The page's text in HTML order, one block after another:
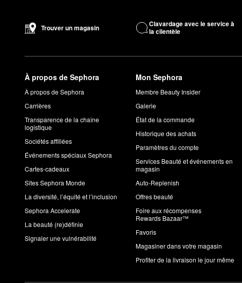
Trouver un magasin
Clavardage avec le service à
la clientèle
À propos de Sephora
À propos de Sephora
Carrières
Transparence de la chaîne
logistique
Sociétés affiliées
Événements spéciaux Sephora
Cartes-cadeaux
Sites Sephora Monde
La diversité, l’équité et l’inclusion
Sephora Accelerate
La beauté (re)définie
Signaler une vulnérabilité
Mon Sephora
Membre Beauty Insider
Galerie
État de la commande
Historique des achats
Paramètres du compte
Services Beauté et événements en
magasin
Auto-Replenish
Offres beauté
Foire aux récompenses
Rewards Bazaar™
Favoris
Magasiner dans votre magasin
Profiter de la livraison le jour même